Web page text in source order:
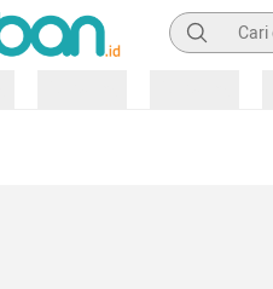
Pencarian